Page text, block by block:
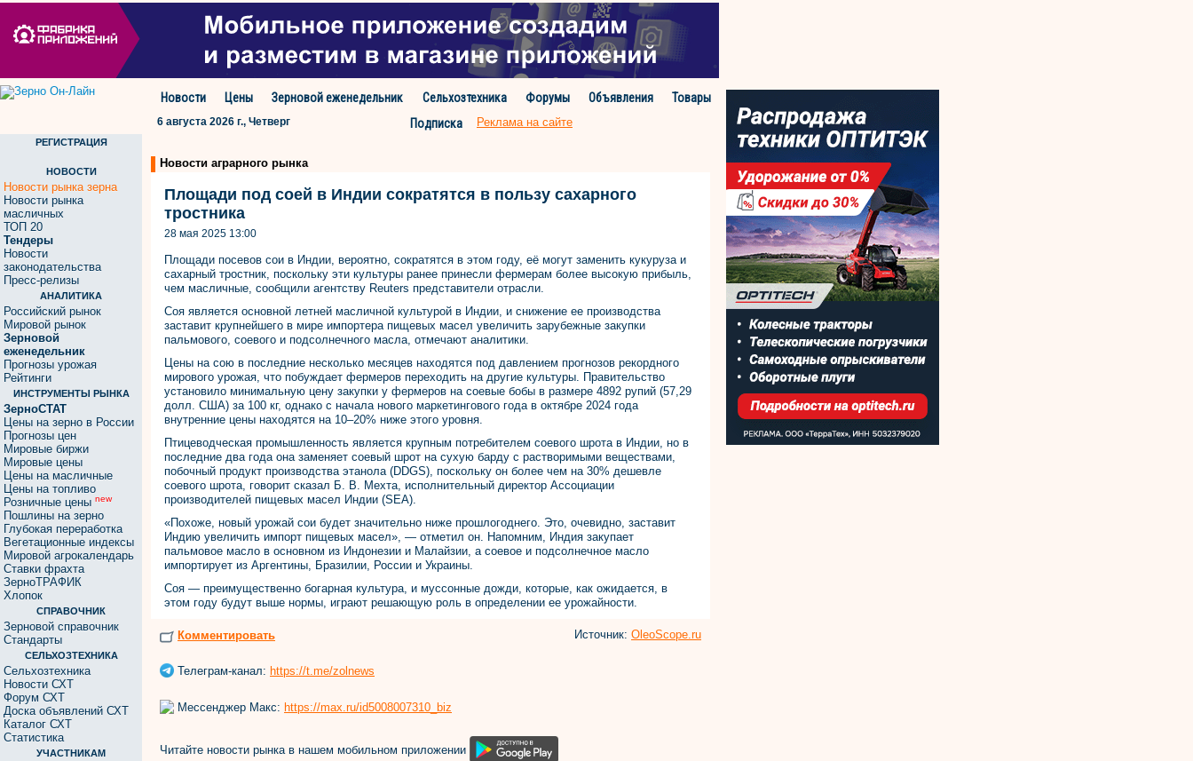
Новости Цены Зерновой еженедельник Сельхозтехника Форумы Объявления
Товары
Подписка
6 августа 2026 г., Четверг Реклама на сайте
РЕГИСТРАЦИЯ
НОВОСТИ
Новости рынка зерна
Новости рынка
масличных
ТОП 20
Тендеры
Новости
законодательства
Пресс-релизы
АНАЛИТИКА
Российский рынок
Мировой рынок
Зерновой
еженедельник
Прогнозы урожая
Рейтинги
ИНСТРУМЕНТЫ РЫНКА
ЗерноСТАТ
Цены на зерно в России
Прогнозы цен
Мировые биржи
Мировые цены
Цены на масличные
Цены на топливо
Розничные цены new
Пошлины на зерно
Глубокая переработка
Вегетационные индексы
Мировой агрокалендарь
Ставки фрахта
ЗерноТРАФИК
Хлопок
СПРАВОЧНИК
Зерновой справочник
Стандарты
СЕЛЬХОЗТЕХНИКА
Сельхозтехника
Новости СХТ
Форум СХТ
Доска объявлений СХТ
Каталог СХТ
Статистика
УЧАСТНИКАМ
Новости аграрного рынка
Площади под соей в Индии сократятся в пользу сахарного
тростника
28 мая 2025 13:00
Площади посевов сои в Индии, вероятно, сократятся в этом году, её могут заменить кукуруза и
сахарный тростник, поскольку эти культуры ранее принесли фермерам более высокую прибыль,
чем масличные, сообщили агентству Reuters представители отрасли.
Соя является основной летней масличной культурой в Индии, и снижение ее производства
заставит крупнейшего в мире импортера пищевых масел увеличить зарубежные закупки
пальмового, соевого и подсолнечного масла, отмечают аналитики.
Цены на сою в последние несколько месяцев находятся под давлением прогнозов рекордного
мирового урожая, что побуждает фермеров переходить на другие культуры. Правительство
установило минимальную цену закупки у фермеров на соевые бобы в размере 4892 рупий (57,29
долл. США) за 100 кг, однако с начала нового маркетингового года в октябре 2024 года
внутренние цены находятся на 10–20% ниже этого уровня.
Птицеводческая промышленность является крупным потребителем соевого шрота в Индии, но в
последние два года она заменяет соевый шрот на сухую барду с растворимыми веществами,
побочный продукт производства этанола (DDGS), поскольку он более чем на 30% дешевле
соевого шрота, говорит сказал Б. В. Мехта, исполнительный директор Ассоциации
производителей пищевых масел Индии (SEA).
«Похоже, новый урожай сои будет значительно ниже прошлогоднего. Это, очевидно, заставит
Индию увеличить импорт пищевых масел», — отметил он. Напомним, Индия закупает
пальмовое масло в основном из Индонезии и Малайзии, а соевое и подсолнечное масло
импортирует из Аргентины, Бразилии, России и Украины.
Соя — преимущественно богарная культура, и муссонные дожди, которые, как ожидается, в
этом году будут выше нормы, играют решающую роль в определении ее урожайности.
Комментировать Источник: OleoScope.ru
Телеграм-канал: https://t.me/zolnews
Мессенджер Макс: https://max.ru/id5008007310_biz
Читайте новости рынка в нашем мобильном приложении